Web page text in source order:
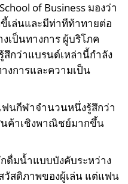
of Business มองว่า
เล่นและมีท่าทีท้าทายต่อ
งเป็นทางการ ผู้บริโภค
กว่าแบรนด์เหล่านี้กำลัง
งการและความเป็น
นกีฬาจำนวนหนึ่งรู้สึกว่า
นค้าเชิงพาณิชย์มากขึ้น
ดื่มน้ำแบบบังคับระหว่าง
วัสดิภาพของผู้เล่น แต่แฟน